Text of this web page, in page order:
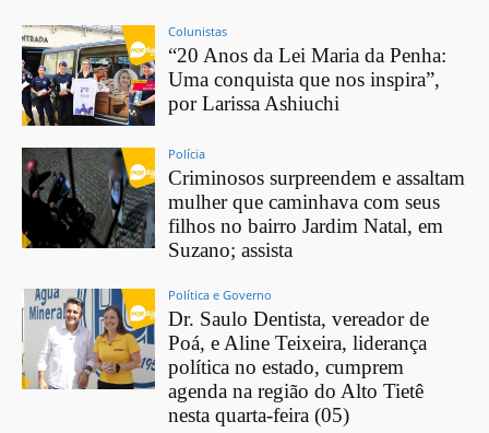
Colunistas
“20 Anos da Lei Maria da Penha:
Uma conquista que nos inspira”,
por Larissa Ashiuchi
Polícia
Criminosos surpreendem e assaltam
mulher que caminhava com seus
filhos no bairro Jardim Natal, em
Suzano; assista
Política e Governo
Dr. Saulo Dentista, vereador de
Poá, e Aline Teixeira, liderança
política no estado, cumprem
agenda na região do Alto Tietê
nesta quarta-feira (05)